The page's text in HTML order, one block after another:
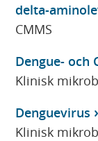
delta-
CMMS
Dengue- och
Klinisk
Denguevirus
Klinisk